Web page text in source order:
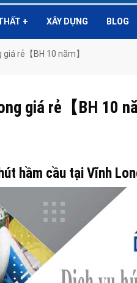
+ XÂY DỰNG BLOG
rẻ【BH 10 năm】
giá rẻ【BH 10
hầm cầu tại Vĩnh